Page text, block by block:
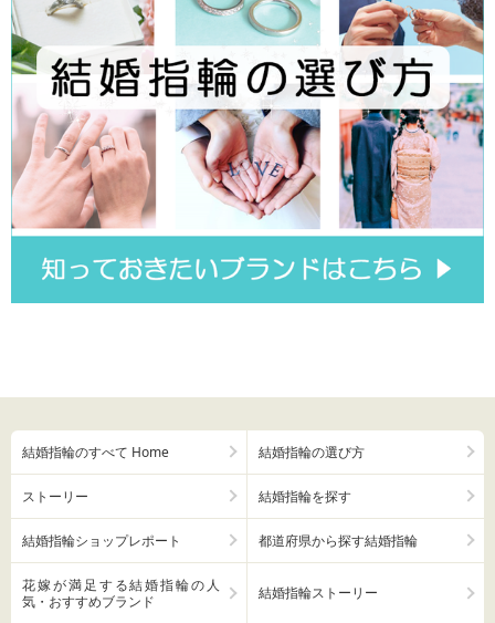
結婚指輪のすべて Home 結婚指輪の選び方
ストーリー 結婚指輪を探す
結婚指輪ショップレポート 都道府県から探す結婚指輪
花嫁が満足する結婚指輪の人
気・おすすめブランド
結婚指輪ストーリー